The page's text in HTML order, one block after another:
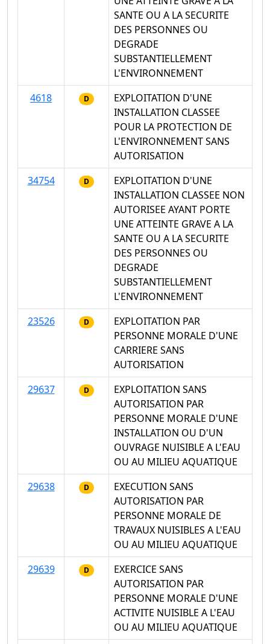
SANTE OU A LA SECURITE
DES PERSONNES OU
DEGRADE
SUBSTANTIELLEMENT
L'ENVIRONNEMENT
4618
D
EXPLOITATION D'UNE
INSTALLATION CLASSEE
POUR LA PROTECTION DE
L'ENVIRONNEMENT SANS
AUTORISATION
34754
D
EXPLOITATION D'UNE
INSTALLATION CLASSEE NON
AUTORISEE AYANT PORTE
UNE ATTEINTE GRAVE A LA
SANTE OU A LA SECURITE
DES PERSONNES OU
DEGRADE
SUBSTANTIELLEMENT
L'ENVIRONNEMENT
23526
D
EXPLOITATION PAR
PERSONNE MORALE D'UNE
CARRIERE SANS
AUTORISATION
29637
D
EXPLOITATION SANS
AUTORISATION PAR
PERSONNE MORALE D'UNE
INSTALLATION OU D'UN
OUVRAGE NUISIBLE A L'EAU
OU AU MILIEU AQUATIQUE
29638
D
EXECUTION SANS
AUTORISATION PAR
PERSONNE MORALE DE
TRAVAUX NUISIBLES A L'EAU
OU AU MILIEU AQUATIQUE
29639
D
EXERCICE SANS
AUTORISATION PAR
PERSONNE MORALE D'UNE
ACTIVITE NUISIBLE A L'EAU
OU AU MILIEU AQUATIQUE